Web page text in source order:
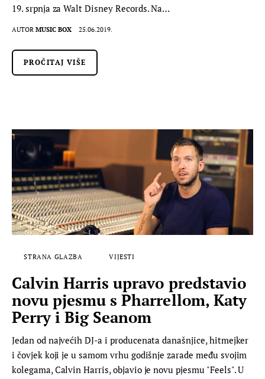
19. srpnja za Walt Disney Records. Na…
AUTOR MUSIC BOX 25.06.2019.
PROČITAJ VIŠE
STRANA GLAZBA VIJESTI
Calvin Harris upravo predstavio
novu pjesmu s Pharrellom, Katy
Perry i Big Seanom
Jedan od najvećih DJ-a i producenata današnjice, hitmejker
i čovjek koji je u samom vrhu godišnje zarade među svojim
kolegama, Calvin Harris, objavio je novu pjesmu "Feels". U